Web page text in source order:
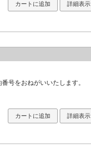
カートに追加 詳細表示
号をおねがいいたします。
カートに追加 詳細表示